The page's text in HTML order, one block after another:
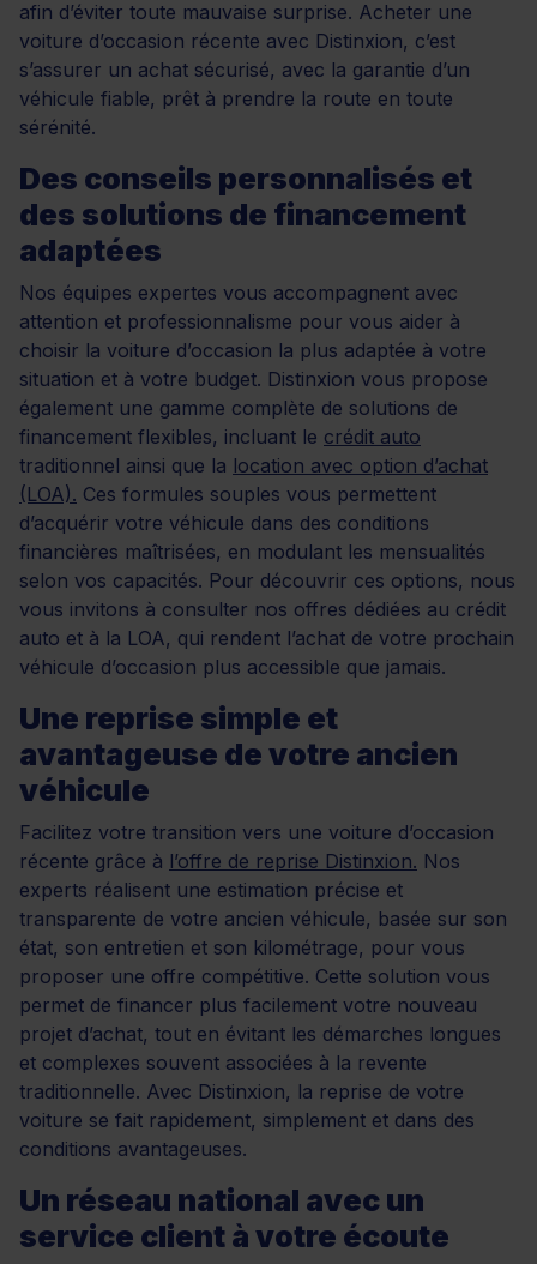
afin d’éviter toute mauvaise surprise. Acheter une
voiture d’occasion récente avec Distinxion, c’est
s’assurer un achat sécurisé, avec la garantie d’un
véhicule fiable, prêt à prendre la route en toute
sérénité.
Des conseils personnalisés et
des solutions de financement
adaptées
Nos équipes expertes vous accompagnent avec
attention et professionnalisme pour vous aider à
choisir la voiture d’occasion la plus adaptée à votre
situation et à votre budget. Distinxion vous propose
également une gamme complète de solutions de
financement flexibles, incluant le crédit auto
traditionnel ainsi que la location avec option d’achat
(LOA). Ces formules souples vous permettent
d’acquérir votre véhicule dans des conditions
financières maîtrisées, en modulant les mensualités
selon vos capacités. Pour découvrir ces options, nous
vous invitons à consulter nos offres dédiées au crédit
auto et à la LOA, qui rendent l’achat de votre prochain
véhicule d’occasion plus accessible que jamais.
Une reprise simple et
avantageuse de votre ancien
véhicule
Facilitez votre transition vers une voiture d’occasion
récente grâce à l’offre de reprise Distinxion. Nos
experts réalisent une estimation précise et
transparente de votre ancien véhicule, basée sur son
état, son entretien et son kilométrage, pour vous
proposer une offre compétitive. Cette solution vous
permet de financer plus facilement votre nouveau
projet d’achat, tout en évitant les démarches longues
et complexes souvent associées à la revente
traditionnelle. Avec Distinxion, la reprise de votre
voiture se fait rapidement, simplement et dans des
conditions avantageuses.
Un réseau national avec un
service client à votre écoute